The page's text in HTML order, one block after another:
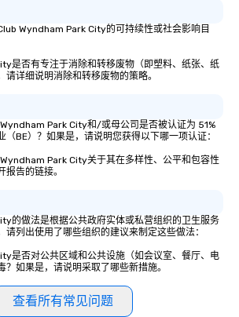
Wyndham Park City的可持续性或社会影响目
是否有专注于消除和转移废物（即塑料、纸张、纸
请详细说明消除和转移废物的策略。
Park City和/或母公司是否被认证为 51%
（BE）？如果是，请说明您获得以下哪一项认证：
Park City关于其在多样性、公平和包容性
告的链接。
的做法是根据公共政府实体或私营组织的卫生服务
请列出使用了哪些组织的建议来制定这些做法：
是否对公共区域和公共设施（如会议室、餐厅、电
？如果是，请说明采取了哪些新措施。
查看所有常见问题